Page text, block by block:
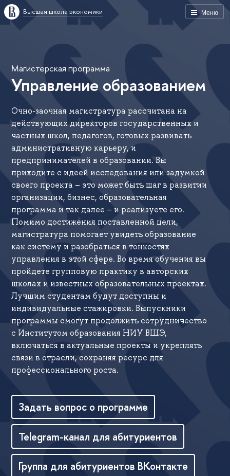
Меню
Высшая школа экономики
Магистерская программа
Управление образованием
Очно-заочная магистратура рассчитана на
действующих директоров государственных и
частных школ, педагогов, готовых развивать
административную карьеру, и
предпринимателей в образовании. Вы
приходите с идеей исследования или задумкой
своего проекта – это может быть шаг в развитии
организации, бизнес, образовательная
программа и так далее – и реализуете его.
Помимо достижения поставленной цели,
магистратура помогает увидеть образование
как систему и разобраться в тонкостях
управления в этой сфере. Во время обучения вы
пройдете групповую практику в авторских
школах и известных образовательных проектах.
Лучшим студентам будут доступны и
индивидуальные стажировки. Выпускники
программы смогут продолжить сотрудничество
с Институтом образования НИУ ВШЭ,
включаться в актуальные проекты и укреплять
связи в отрасли, сохраняя ресурс для
профессионального роста.
Задать вопрос о программе
Telegram-канал для абитуриентов
Группа для абитуриентов ВКонтакте